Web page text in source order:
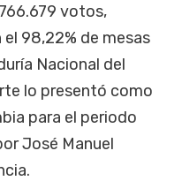
votos,
98,22% de mesas
Nacional del
lo presentó como
para el periodo
José Manuel